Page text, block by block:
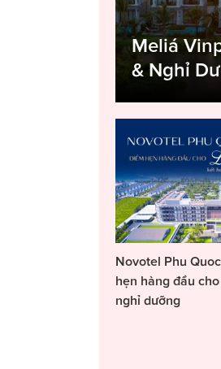
Meliá
& Nghỉ
Novotel Phu
hẹn hàng đầu
nghỉ dưỡng